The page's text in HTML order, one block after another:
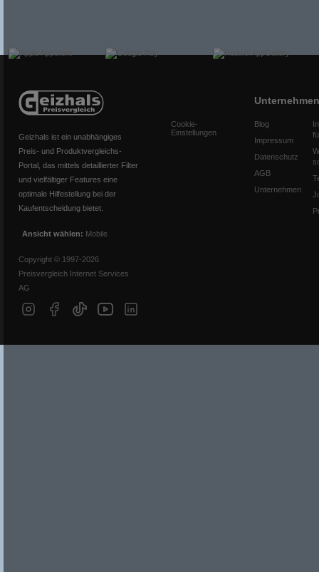
Geizhals ist ein unabhängiges
Preis- und Produktvergleichs-
Portal, das mittels detaillierter Filter
und vielfältiger Features eine
optimale Hilfestellung bei der
Kaufentscheidung bietet.
Ansicht wählen: Mobile
Copyright © 1997-2026
Preisvergleich Internet Services
AG
Cookie-
Einstellungen
Unternehmen
Blog
Impressum
Datenschutz
AGB
Unternehmen